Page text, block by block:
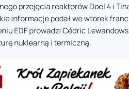
przejęcia reaktorów Doel 4 i
informacje podał we wtorek
EDF prowadzi Cédric
nuklearną i termiczną.